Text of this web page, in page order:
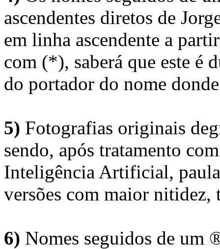
ascendentes diretos de
em linha ascendente a
com (*), saberá que este é
do portador do nome
5) Fotografias originais
sendo, após tratamento
Inteligência Artificial,
versões com maior nitidez,
6) Nomes seguidos de um